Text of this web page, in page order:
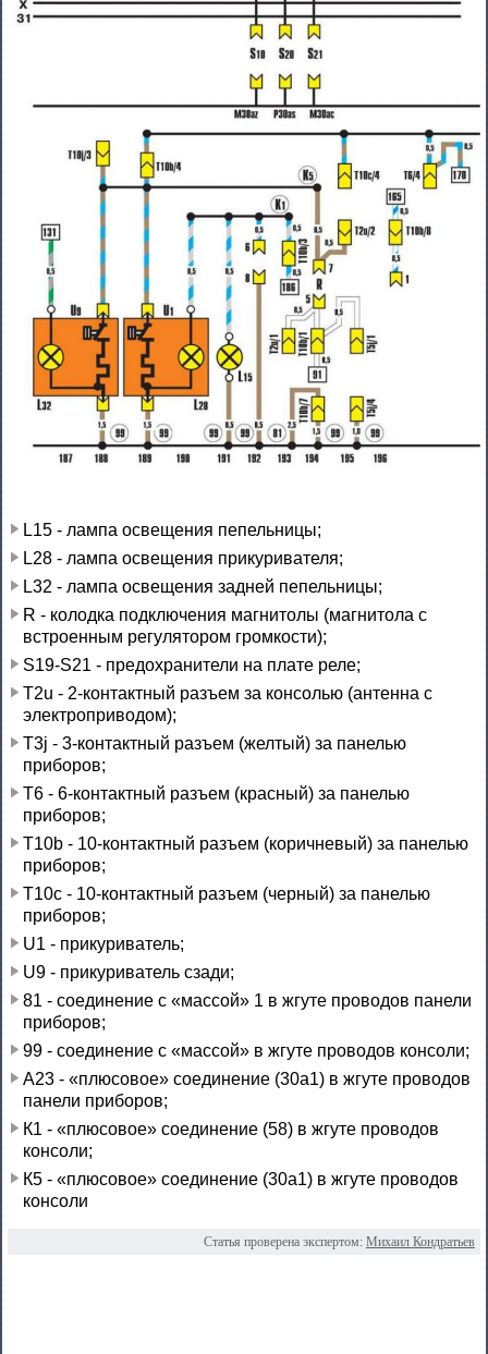
L15 - лампа освещения пепельницы;
L28 - лампа освещения прикуривателя;
L32 - лампа освещения задней пепельницы;
R - колодка подключения магнитолы (магнитола с
встроенным регулятором громкости);
S19-S21 - предохранители на плате реле;
T2u - 2-контактный разъем за консолью (антенна с
электроприводом);
T3j - 3-контактный разъем (желтый) за панелью
приборов;
Т6 - 6-контактный разъем (красный) за панелью
приборов;
Т10b - 10-контактный разъем (коричневый) за панелью
приборов;
Т10с - 10-контактный разъем (черный) за панелью
приборов;
U1 - прикуриватель;
U9 - прикуриватель сзади;
81 - соединение с «массой» 1 в жгуте проводов панели
приборов;
99 - соединение с «массой» в жгуте проводов консоли;
А23 - «плюсовое» соединение (30а1) в жгуте проводов
панели приборов;
К1 - «плюсовое» соединение (58) в жгуте проводов
консоли;
К5 - «плюсовое» соединение (30а1) в жгуте проводов
консоли
Статья проверена экспертом: Михаил Кондратьев